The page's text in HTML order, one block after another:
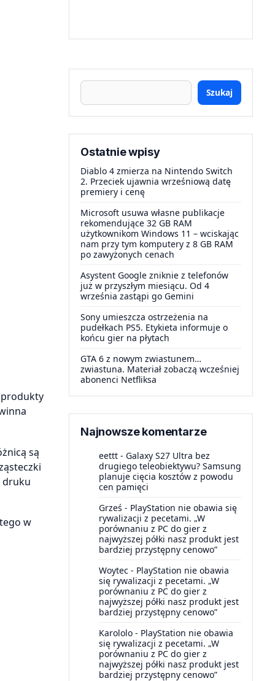
produkty
są
druku
w
Szukaj
Ostatnie wpisy
Diablo 4 zmierza na Nintendo Switch
2. Przeciek ujawnia wrześniową datę
premiery i cenę
Microsoft usuwa własne publikacje
rekomendujące 32 GB RAM
użytkownikom Windows 11 – wciskając
nam przy tym komputery z 8 GB RAM
po zawyżonych cenach
Asystent Google zniknie z telefonów
już w przyszłym miesiącu. Od 4
września zastąpi go Gemini
Sony umieszcza ostrzeżenia na
pudełkach PS5. Etykieta informuje o
końcu gier na płytach
GTA 6 z nowym zwiastunem…
zwiastuna. Materiał zobaczą wcześniej
abonenci Netfliksa
Najnowsze komentarze
eettt - Galaxy S27 Ultra bez
drugiego teleobiektywu? Samsung
planuje cięcia kosztów z powodu
cen pamięci
Grześ - PlayStation nie obawia się
rywalizacji z pecetami. „W
porównaniu z PC do gier z
najwyższej półki nasz produkt jest
bardziej przystępny cenowo”
Woytec - PlayStation nie obawia
się rywalizacji z pecetami. „W
porównaniu z PC do gier z
najwyższej półki nasz produkt jest
bardziej przystępny cenowo”
Karololo - PlayStation nie obawia
się rywalizacji z pecetami. „W
porównaniu z PC do gier z
najwyższej półki nasz produkt jest
bardziej przystępny cenowo”